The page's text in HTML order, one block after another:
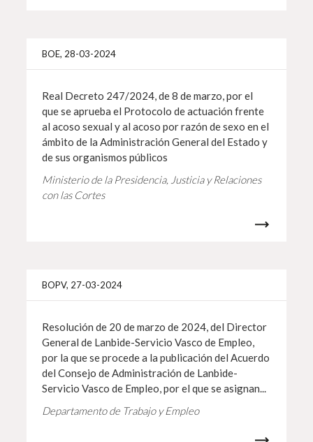
BOE, 28-03-2024
Real Decreto 247/2024, de 8 de marzo, por el
que se aprueba el Protocolo de actuación frente
al acoso sexual y al acoso por razón de sexo en el
ámbito de la Administración General del Estado y
de sus organismos públicos
Ministerio de la Presidencia, Justicia y Relaciones
con las Cortes
BOPV, 27-03-2024
Resolución de 20 de marzo de 2024, del Director
General de Lanbide-Servicio Vasco de Empleo,
por la que se procede a la publicación del Acuerdo
del Consejo de Administración de Lanbide-
Servicio Vasco de Empleo, por el que se asignan...
Departamento de Trabajo y Empleo